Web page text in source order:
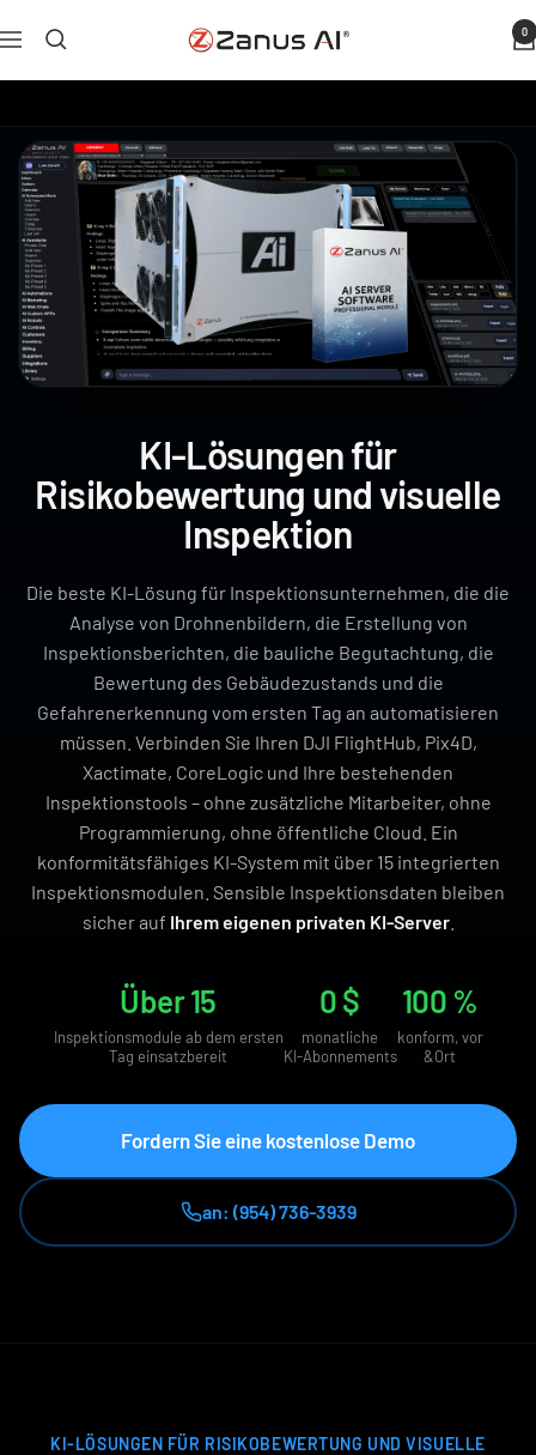
Inhalt
Navigation
Zanus
AI
0
KI-Lösungen für
Risikobewertung und visuelle
Inspektion
Die beste KI-Lösung für Inspektionsunternehmen, die die
Analyse von Drohnenbildern, die Erstellung von
Inspektionsberichten, die bauliche Begutachtung, die
Bewertung des Gebäudezustands und die
Gefahrenerkennung vom ersten Tag an automatisieren
müssen. Verbinden Sie Ihren DJI FlightHub, Pix4D,
Xactimate, CoreLogic und Ihre bestehenden
Inspektionstools – ohne zusätzliche Mitarbeiter, ohne
Programmierung, ohne öffentliche Cloud. Ein
konformitätsfähiges KI-System mit über 15 integrierten
Inspektionsmodulen. Sensible Inspektionsdaten bleiben
sicher auf Ihrem eigenen privaten KI-Server.
Über 15
Inspektionsmodule ab dem ersten
Tag einsatzbereit
0 $
monatliche
KI-Abonnements
100 %
konform, vor
&Ort
Fordern Sie eine kostenlose Demo
an: (954) 736-3939
KI-LÖSUNGEN FÜR RISIKOBEWERTUNG UND VISUELLE